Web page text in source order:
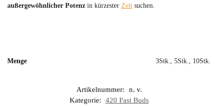
außergewöhnlicher Potenz in kürzester Zeit suchen.
Menge 3Stk., 5Stk., 10Stk.
Artikelnummer:
n. v.
Kategorie:
420 Fast Buds